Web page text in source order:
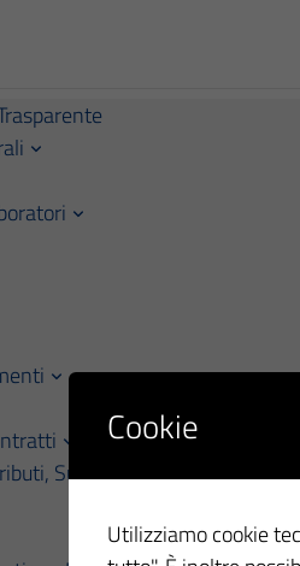
Sussidi, Vantaggi
Cookie
Utilizziamo cookie